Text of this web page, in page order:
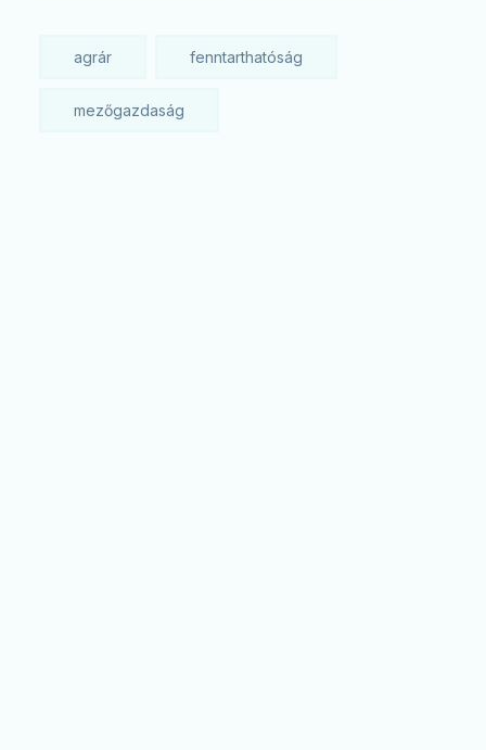
agrár fenntarthatóság
mezőgazdaság